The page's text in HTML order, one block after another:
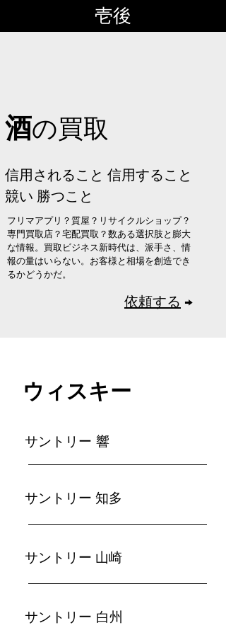
壱後
酒の買取
​信用されること 信用すること
​競い 勝つこと
フリマアプリ？質屋？リサイクルショップ？​
専門買取店？宅配買取？数ある選択肢と膨大
な情報。買取ビジネス新時代は、派手さ、情
報の量はいらない。お客様と相場を創造でき
るかどうかだ。
依頼する →
ウィスキー
サントリー 響
サントリー 知多
サントリー 山崎
サントリー 白州